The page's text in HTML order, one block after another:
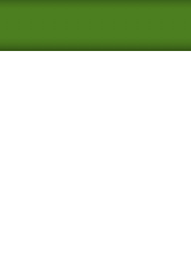
ル配信を登録す